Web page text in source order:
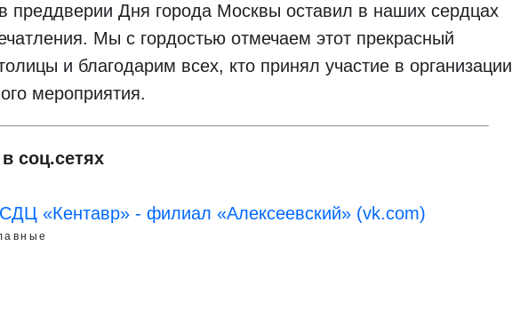
преддверии Дня города Москвы оставил в наших сердцах
Мы с гордостью отмечаем этот прекрасный
и благодарим всех, кто принял участие в организации
мероприятия.
соц.сетях
«Кентавр» - филиал «Алексеевский» (vk.com)